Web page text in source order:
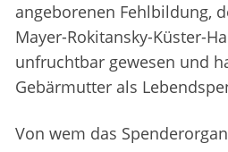
angeborenen Fehlbildung,
Mayer-Rokitansky-Küster-
unfruchtbar gewesen und
Gebärmutter als
Von wem das